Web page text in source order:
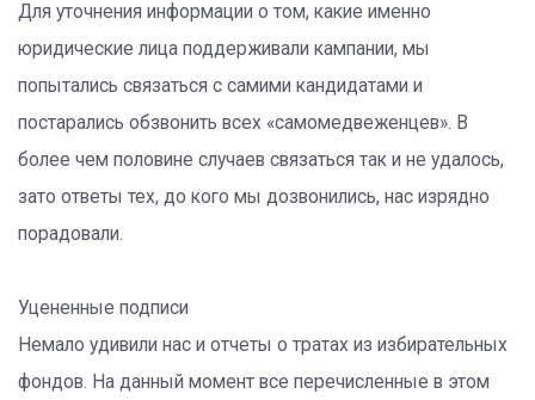
Для уточнения информации о том, какие именно
юридические лица поддерживали кампании, мы
попытались связаться с самими кандидатами и
постарались обзвонить всех «самомедвеженцев». В
более чем половине случаев связаться так и не удалось,
зато ответы тех, до кого мы дозвонились, нас изрядно
порадовали.
Уцененные подписи
Немало удивили нас и отчеты о тратах из избирательных
фондов. На данный момент все перечисленные в этом